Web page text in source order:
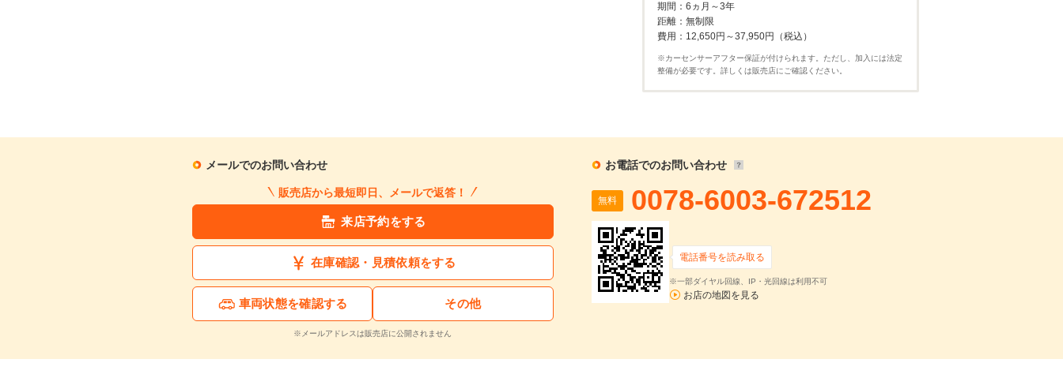
期間：6ヵ月～3年
距離：無制限
費用：12,650円～37,950円（税込）
※カーセンサーアフター保証が付けられます。ただし、加入には法定
整備が必要です。詳しくは販売店にご確認ください。
メールでのお問い合わせ
販売店から最短即日、メールで返答！
来店予約をする
在庫確認・見積依頼をする
車両状態を確認する その他
※メールアドレスは販売店に公開されません
お電話でのお問い合わせ
無料 0078-6003-672512
電話番号を読み取る
※一部ダイヤル回線、IP・光回線は利用不可
お店の地図を見る
0円 ×
※シミュレーション結果は入力された条件で算出した概算金額となります。お支払い金額の目安としてご利用ください。
この中古車に関するお問い合わせ
タント 660 L 届出済未使用車 両側スライドドア バックカメラ LEDヘッドライト 衝突被害軽減ブレーキ パーキングセンサー オートライト オートハイビーム スマートキー プッシュスタート UVカットガラス
139.9 134.3 (R07)
8
km
無
料
在庫確認・見積依頼
再シミュレーションする